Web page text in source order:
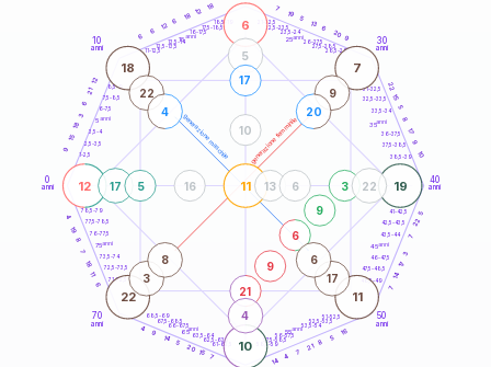
generazione maschile generazione femminile
0
anni
10
anni
30
anni
40
anni
50
anni
70
anni
1-2,5
2,5-3,5
3,5-4
6-7,5
7,5-8,5
8,5-9
11-12,5
12,5-13,5
13,5-14
16-17,5
17,5-18,5
18,5-19 21-22,5
22,5-23,5
23,5-24
26-27,5
27,5-28,5
28,5-29
31-32,5
32,5-33,5
33,5-34
36-37,5
37,5-38,5
38,5-39
41-42,5
42,5-43,5
43,5-44
46-47,5
47,5-48,5
48,5-49
51-52,5
52,5-53,5
53,5-54
56-57,5
57,5-58,5
58,5-59
61-62,5
62,5-63,5
63,5-64
66-67,5
67,5-68,5
68,5-69
71-72,5
72,5-73,5
73,5-74
76-77,5
77,5-78,5
78,5-79
9
15
18
3
6
21
12
6
6
12
6
18 12
18 7
19 5
13
6
20
9
22
15
5
8
17
9
10
5
22
7
3
17
14
7
16
5
8
21
7
4
14
7
15
20
5
14
9
4
6
11
18
7
8
19
4
12
6
19
10
11
18 7
22 11
21
9
6
9
3
17
5
22
4
5
17
13 6
16
10
22
4
9
20
3
8
17
6
5anni
15 anni 25anni
35anni
45anni
55anni
65anni
75anni